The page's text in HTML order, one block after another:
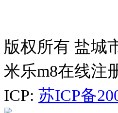
版权所有 盐城
米乐m8在线注
ICP: 苏ICP备